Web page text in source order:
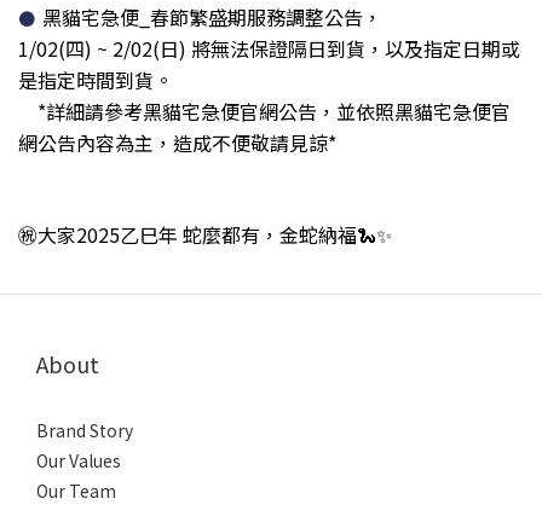
● 黑貓宅急便_春節繁盛期服務調整公告 ，
1/02(四) ~ 2/02(日) 將無法保證隔日到貨，以及指定日期或
是指定時間到貨。
*詳細請參考黑貓宅急便官網公告，並依照黑貓宅急便官
網公告內容為主，造成不便敬請見諒*
㊗️大家2025乙巳年 蛇麼都有 ，金蛇納福🐍✨
About
Brand Story
Our Values
Our Team